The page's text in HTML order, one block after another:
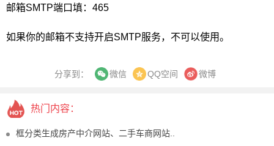
邮箱SMTP端口填：465
如果你的邮箱不支持开启SMTP服务，不可以使用。
分享到： 微信 QQ空间 微博
热门内容：
框分类生成房产中介网站、二手车商网站..